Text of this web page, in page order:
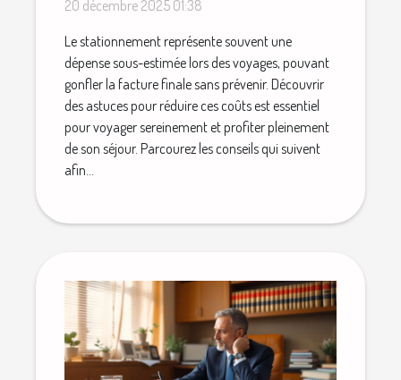
20 décembre 2025 01:38
Le stationnement représente souvent une
dépense sous-estimée lors des voyages, pouvant
gonfler la facture finale sans prévenir. Découvrir
des astuces pour réduire ces coûts est essentiel
pour voyager sereinement et profiter pleinement
de son séjour. Parcourez les conseils qui suivent
afin...